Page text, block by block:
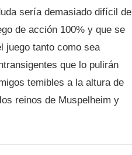
sería demasiado difícil de
de acción 100% y que se
juego tanto como sea
que lo pulirán
temibles a la altura de
reinos de Muspelheim y